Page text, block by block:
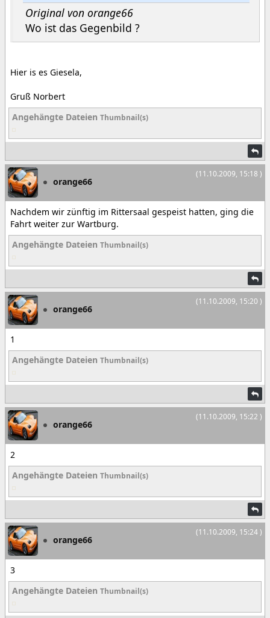
Original von orange66
Wo ist das Gegenbild ?
Hier is es Giesela,
Gruß Norbert
Angehängte Dateien Thumbnail(s)
(11.10.2009, 15:18 )
orange66
Nachdem wir zünftig im Rittersaal gespeist hatten, ging die
Fahrt weiter zur Wartburg.
Angehängte Dateien Thumbnail(s)
(11.10.2009, 15:20 )
orange66
1
Angehängte Dateien Thumbnail(s)
(11.10.2009, 15:22 )
orange66
2
Angehängte Dateien Thumbnail(s)
(11.10.2009, 15:24 )
orange66
3
Angehängte Dateien Thumbnail(s)